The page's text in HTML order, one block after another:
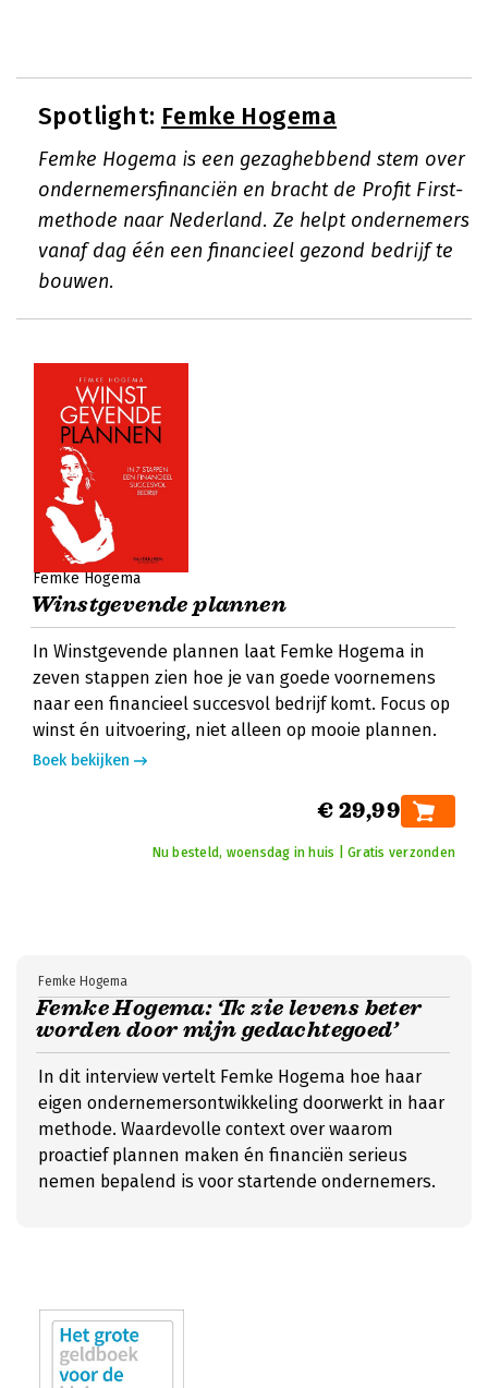
Spotlight: Femke Hogema
Femke Hogema is een gezaghebbend stem over
ondernemersfinanciën en bracht de Profit First-
methode naar Nederland. Ze helpt ondernemers
vanaf dag één een financieel gezond bedrijf te
bouwen.
Femke Hogema
Winstgevende plannen
In Winstgevende plannen laat Femke Hogema in
zeven stappen zien hoe je van goede voornemens
naar een financieel succesvol bedrijf komt. Focus op
winst én uitvoering, niet alleen op mooie plannen.
Boek bekijken
€ 29,99
Nu besteld, woensdag in huis | Gratis verzonden
Femke Hogema: ‘Ik zie levens beter
worden door mijn gedachtegoed’
Femke Hogema
In dit interview vertelt Femke Hogema hoe haar
eigen ondernemersontwikkeling doorwerkt in haar
methode. Waardevolle context over waarom
proactief plannen maken én financiën serieus
nemen bepalend is voor startende ondernemers.